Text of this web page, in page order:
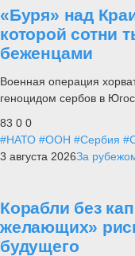
«Буря» над
которой сотни
беженцами
Военная операция
геноцидом сербов в
83 0 0
#НАТО #ООН #Сербия
3 августа 2026За
Корабли без
желающих»
будущего